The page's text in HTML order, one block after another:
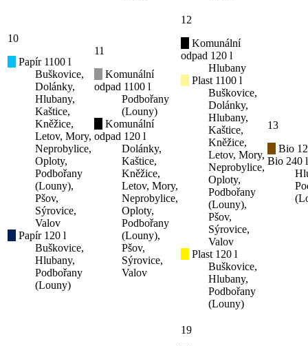
10
Papír 1100 l
Buškovice,
Dolánky,
Hlubany,
Kaštice,
Kněžice,
Letov, Mory,
Neprobylice,
Oploty,
Podbořany
(Louny),
Pšov,
Sýrovice,
Valov
Papír 120 l
Buškovice,
Hlubany,
Podbořany
(Louny)
11
Komunální
odpad 1100 l
Podbořany
(Louny)
Komunální
odpad 120 l
Dolánky,
Kaštice,
Kněžice,
Letov, Mory,
Neprobylice,
Oploty,
Podbořany
(Louny),
Pšov,
Sýrovice,
Valov
12
Komunální
odpad 120 l
Hlubany
Plast 1100 l
Buškovice,
Dolánky,
Hlubany,
Kaštice,
Kněžice,
Letov, Mory,
Neprobylice,
Oploty,
Podbořany
(Louny),
Pšov,
Sýrovice,
Valov
Plast 120 l
Buškovice,
Hlubany,
Podbořany
(Louny)
13
Bio
Bio 240 l
19